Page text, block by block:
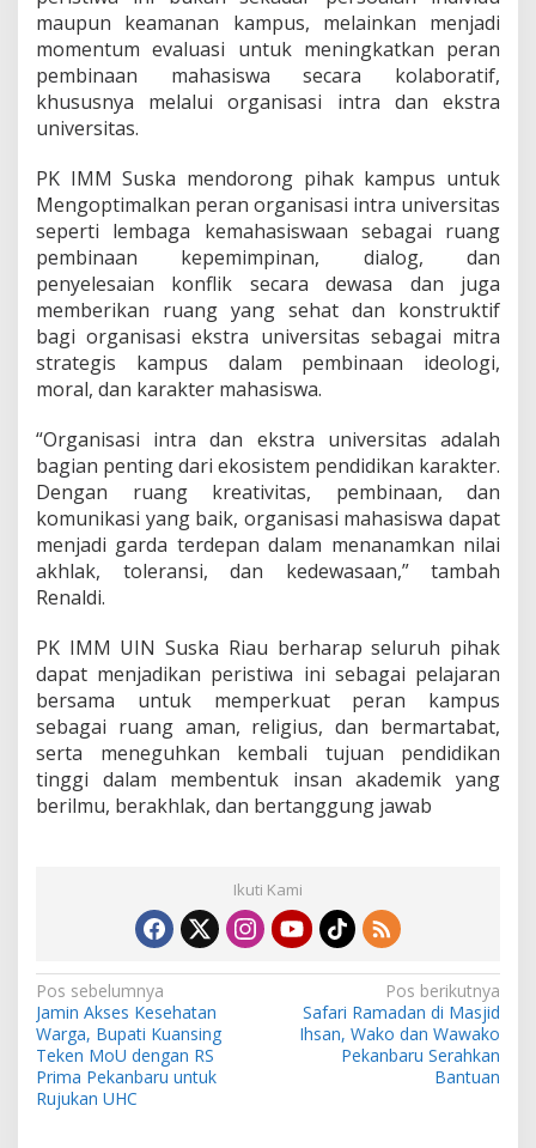
v
e
r
s
maupun keamanan kampus, melainkan menjadi
momentum evaluasi untuk meningkatkan peran
pembinaan mahasiswa secara kolaboratif,
khususnya melalui organisasi intra dan ekstra
universitas.
PK IMM Suska mendorong pihak kampus untuk
Mengoptimalkan peran organisasi intra universitas
seperti lembaga kemahasiswaan sebagai ruang
pembinaan kepemimpinan, dialog, dan
penyelesaian konflik secara dewasa dan juga
memberikan ruang yang sehat dan konstruktif
bagi organisasi ekstra universitas sebagai mitra
strategis kampus dalam pembinaan ideologi,
moral, dan karakter mahasiswa.
“Organisasi intra dan ekstra universitas adalah
bagian penting dari ekosistem pendidikan karakter.
Dengan ruang kreativitas, pembinaan, dan
komunikasi yang baik, organisasi mahasiswa dapat
menjadi garda terdepan dalam menanamkan nilai
akhlak, toleransi, dan kedewasaan,” tambah
Renaldi.
PK IMM UIN Suska Riau berharap seluruh pihak
dapat menjadikan peristiwa ini sebagai pelajaran
bersama untuk memperkuat peran kampus
sebagai ruang aman, religius, dan bermartabat,
serta meneguhkan kembali tujuan pendidikan
tinggi dalam membentuk insan akademik yang
berilmu, berakhlak, dan bertanggung jawab
Ikuti Kami
N
a
v
i
Pos sebelumnya
Jamin Akses Kesehatan
Warga, Bupati Kuansing
Teken MoU dengan RS
Prima Pekanbaru untuk
Rujukan UHC
Pos berikutnya
Safari Ramadan di Masjid
Ihsan, Wako dan Wawako
Pekanbaru Serahkan
Bantuan